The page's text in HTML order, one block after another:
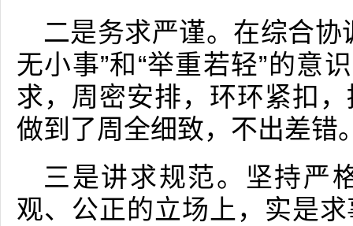
二是务求严谨。在综合协
无小事”和“举重若轻”的意
求，周密安排，环环紧扣
做到了周全细致，不出差错
三是讲求规范。坚持严
观、公正的立场上，实是